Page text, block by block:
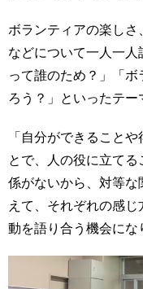
入
試
報
織
お
問
い
合
一
地
域
の
職
員
専
ボランティアの楽し
などについて一人一
って誰のため？」「
ろう？」といったテー
「自分ができること
とで、人の役に立て
係がないから、対等
えて、それぞれの感
動を語り合う機会にな